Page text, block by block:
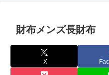
財布メンズ長財布
X